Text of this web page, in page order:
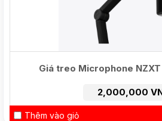
Giá treo Microphone NZXT
2,000,000
Thêm vào giỏ